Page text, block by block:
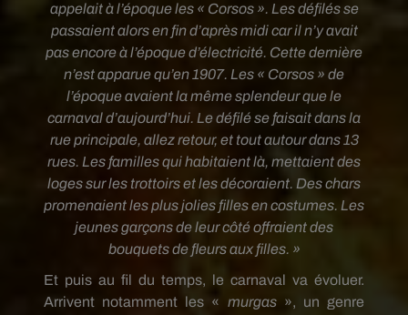
appelait à l’époque les « Corsos ». Les défilés se
passaient alors en fin d’après midi car il n’y avait
pas encore à l’époque d’électricité. Cette dernière
n’est apparue qu’en 1907. Les « Corsos » de
l’époque avaient la même splendeur que le
carnaval d’aujourd’hui. Le défilé se faisait dans la
rue principale, allez retour, et tout autour dans 13
rues. Les familles qui habitaient là, mettaient des
loges sur les trottoirs et les décoraient. Des chars
promenaient les plus jolies filles en costumes. Les
jeunes garçons de leur côté offraient des
bouquets de fleurs aux filles. »
Et puis au fil du temps, le carnaval va évoluer.
Arrivent notamment les « murgas », un genre